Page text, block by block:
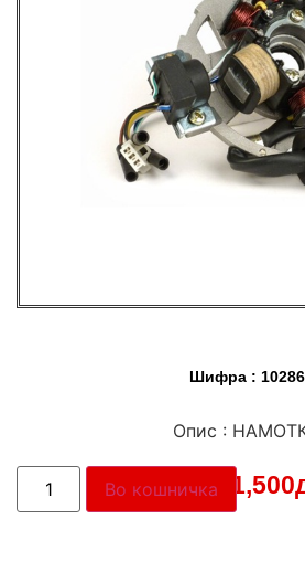
Шифра : 10286
Опис :
Цена: 1,500
Во кошничка